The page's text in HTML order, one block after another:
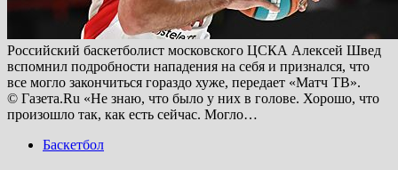
Российский баскетболист московского ЦСКА Алексей Швед
вспомнил подробности нападения на себя и признался, что
все могло закончиться гораздо хуже, передает «Матч ТВ».
© Газета.Ru «Не знаю, что было у них в голове. Хорошо, что
произошло так, как есть сейчас. Могло…
Баскетбол